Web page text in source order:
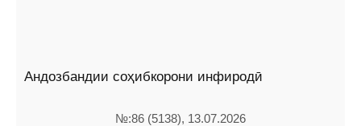
Андозбандии соҳибкорони инфиродӣ
№:86 (5138), 13.07.2026